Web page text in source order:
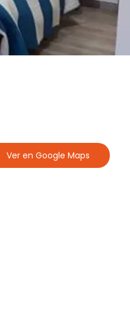
Ver en Google Maps